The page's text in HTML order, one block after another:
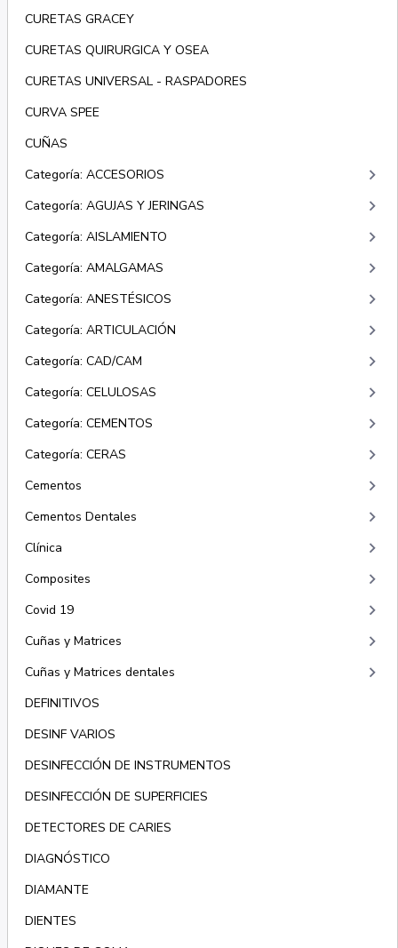
CURETAS GRACEY
CURETAS QUIRURGICA Y OSEA
CURETAS UNIVERSAL - RASPADORES
CURVA SPEE
CUÑAS
Categoría: ACCESORIOS
keyboard_arrow_right
Categoría: AGUJAS Y JERINGAS keyboard_arrow_right
Categoría: AISLAMIENTO keyboard_arrow_right
Categoría: AMALGAMAS keyboard_arrow_right
Categoría: ANESTÉSICOS keyboard_arrow_right
Categoría: ARTICULACIÓN keyboard_arrow_right
Categoría: CAD/CAM keyboard_arrow_right
Categoría: CELULOSAS keyboard_arrow_right
Categoría: CEMENTOS keyboard_arrow_right
Categoría: CERAS keyboard_arrow_right
Cementos keyboard_arrow_right
Cementos Dentales keyboard_arrow_right
Clínica keyboard_arrow_right
Composites keyboard_arrow_right
Covid 19 keyboard_arrow_right
Cuñas y Matrices keyboard_arrow_right
Cuñas y Matrices dentales keyboard_arrow_right
DEFINITIVOS
DESINF VARIOS
DESINFECCIÓN DE INSTRUMENTOS
DESINFECCIÓN DE SUPERFICIES
DETECTORES DE CARIES
DIAGNÓSTICO
DIAMANTE
DIENTES